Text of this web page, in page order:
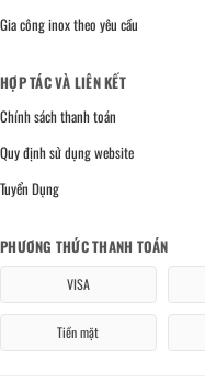
Gia công inox theo yêu cầu
HỢP TÁC VÀ LIÊN KẾT
Chính sách thanh toán
Quy định sử dụng website
Tuyển Dụng
PHƯƠNG THỨC THANH TOÁN
VISA
Tiền mặt